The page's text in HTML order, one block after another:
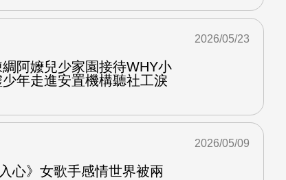
阿嬤兒少家園接待WHY小
年走進安置機構聽社工淚
2026/05/23
心》女歌手感情世界被兩
2026/05/09